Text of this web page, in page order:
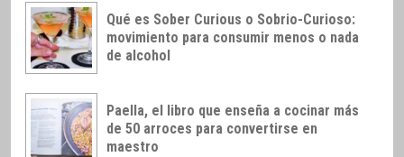
Qué es Sober Curious o Sobrio-Curioso:
movimiento para consumir menos o nada
de alcohol
Paella, el libro que enseña a cocinar más
de 50 arroces para convertirse en
maestro